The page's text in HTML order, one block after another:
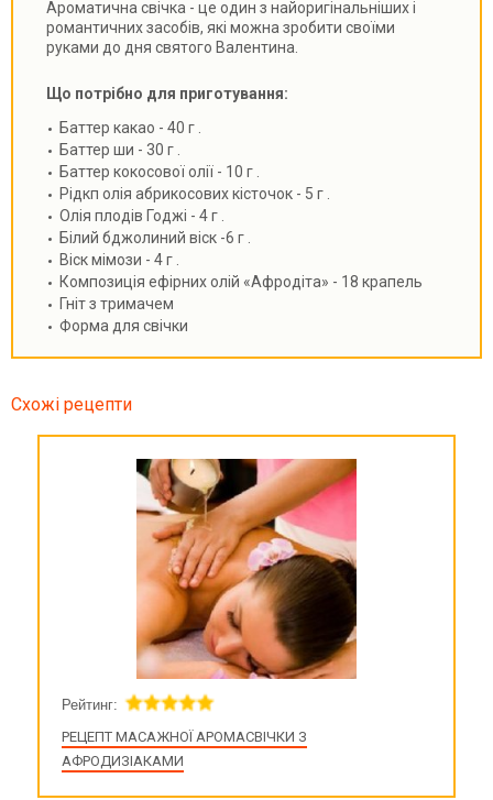
Ароматична свічка - це один з найоригінальніших і
романтичних засобів, які можна зробити своїми
руками до дня святого Валентина.
Що потрібно для приготування:
Баттер какао - 40 г .
Баттер ши - 30 г .
Баттер кокосової олії - 10 г .
Рідкп олія абрикосових кісточок - 5 г .
Олія плодів Годжі - 4 г .
Білий бджолиний віск -6 г .
Віск мімози - 4 г .
Композиція ефірних олій «Афродіта» - 18 крапель
Гніт з тримачем
Форма для свічки
Схожі рецепти
Рейтинг:
РЕЦЕПТ МАСАЖНОЇ АРОМАСВІЧКИ З
АФРОДИЗІАКАМИ